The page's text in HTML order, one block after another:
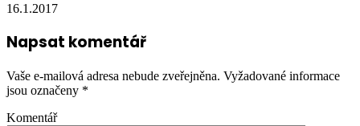
16.1.2017
Napsat komentář
Vaše e-mailová adresa nebude zveřejněna. Vyžadované informace
jsou označeny *
Komentář